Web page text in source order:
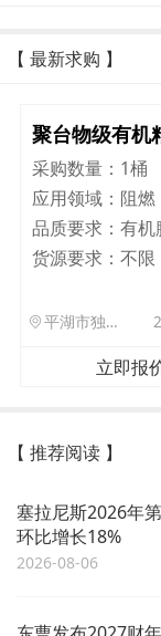
【 最新求购 】
聚台物级有机
采购数量： 1桶
应用领域： 阻燃
品质要求： 有机
货源要求： 不限
平湖市独山港镇集港路 589 号
立即报
【 推荐阅读 】
塞拉尼斯2026年
环比增长18%
2026-08-06